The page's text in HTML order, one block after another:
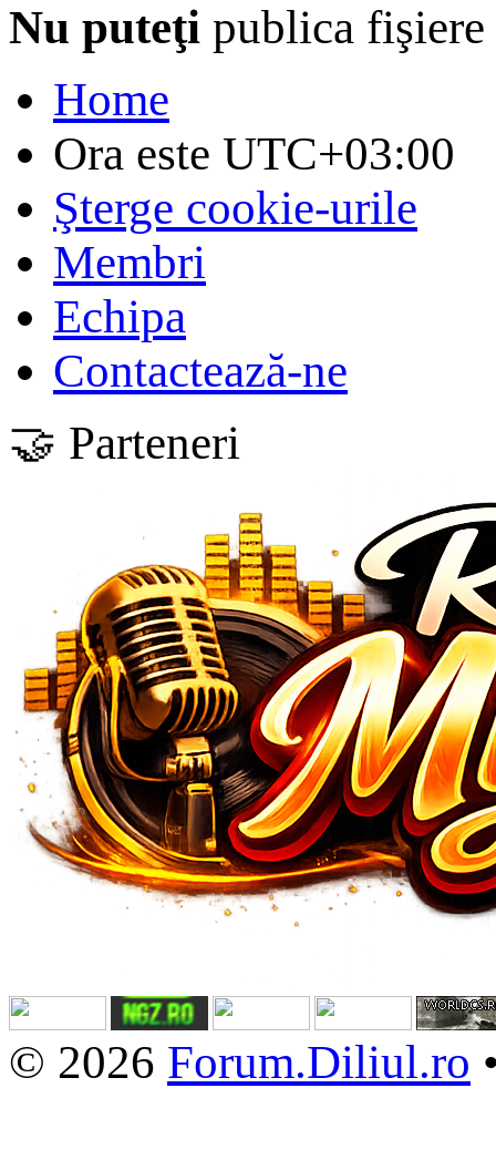
Nu puteţi publica fişiere
Home
Ora este UTC+03:00
Şterge cookie-urile
Membri
Echipa
Contactează-ne
🤝 Parteneri
© 2026 Forum.Diliul.ro